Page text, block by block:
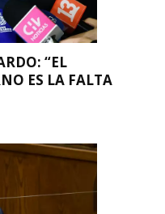
“EL
ES LA FALTA